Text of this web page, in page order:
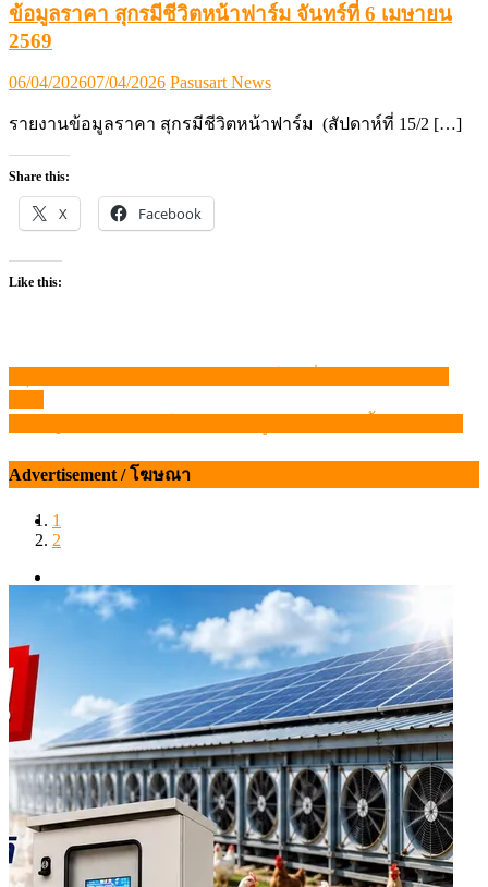
ข้อมูลราคา สุกรมีชีวิตหน้าฟาร์ม จันทร์ที่ 6 เมษายน
2569
Posted
06/04/202607/04/2026 Author
Pasusart News
รายงานข้อมูลราคา สุกรมีชีวิตหน้าฟาร์ม (สัปดาห์ที่ 15/2 […]
Share this:
X Facebook
Like this:
แนะแนว
เรื่อง
Advertisement / โฆษณา
1
2